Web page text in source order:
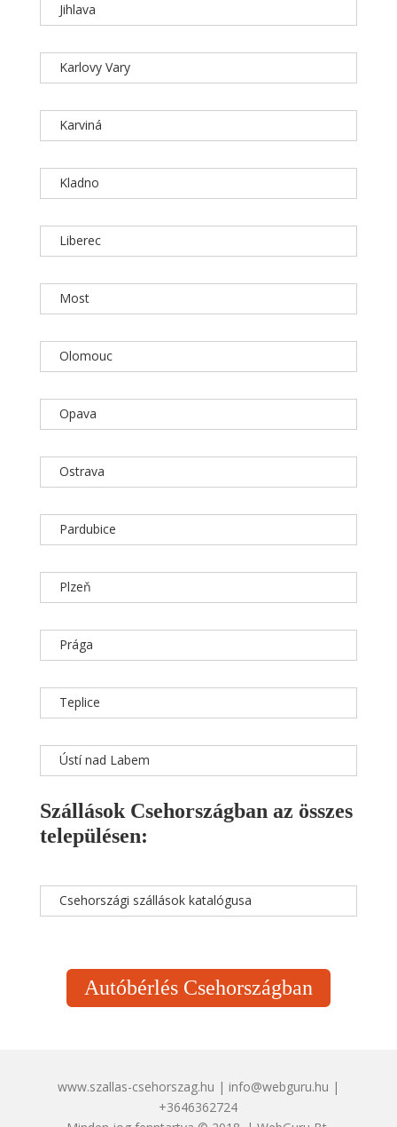
Jihlava
Karlovy Vary
Karviná
Kladno
Liberec
Most
Olomouc
Opava
Ostrava
Pardubice
Plzeň
Prága
Teplice
Ústí nad Labem
Szállások Csehországban az összes
településen:
Csehországi szállások katalógusa
Autóbérlés Csehországban
www.szallas-csehorszag.hu | info@webguru.hu |
+3646362724